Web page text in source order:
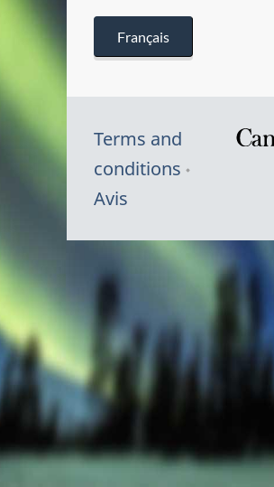
Français
Terms and
conditions
Avis